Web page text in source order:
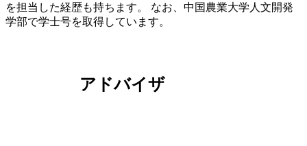
を担当した経歴も持ちます。 なお、中国農業大学人文開発
学部で学士号を取得しています。
アドバイザ